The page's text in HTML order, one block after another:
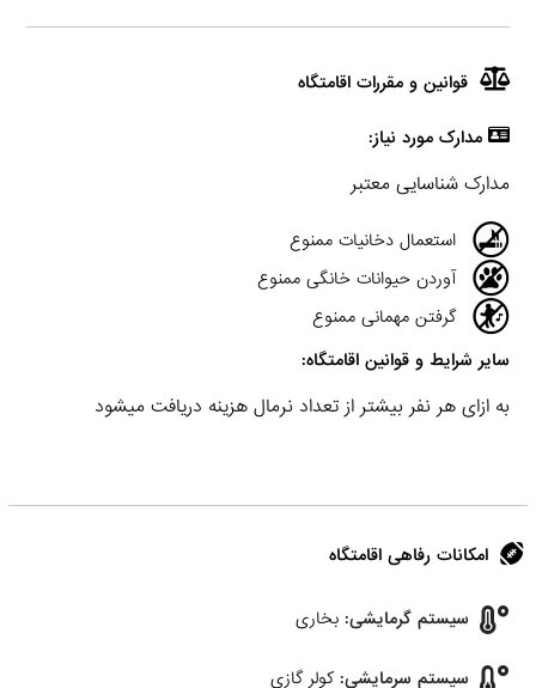
قوانین و مقررات اقامتگاه
مدارک مورد نیاز:
مدارک شناسایی معتبر
استعمال دخانیات ممنوع
آوردن حیوانات خانگی ممنوع
گرفتن مهمانی ممنوع
سایر شرایط و قوانین اقامتگاه:
به ازای هر نفر بیشتر از تعداد نرمال هزینه دریافت میشود
امکانات رفاهی اقامتگاه
سیستم گرمایشی: بخاری
سیستم سرمایشی: کولر گازی